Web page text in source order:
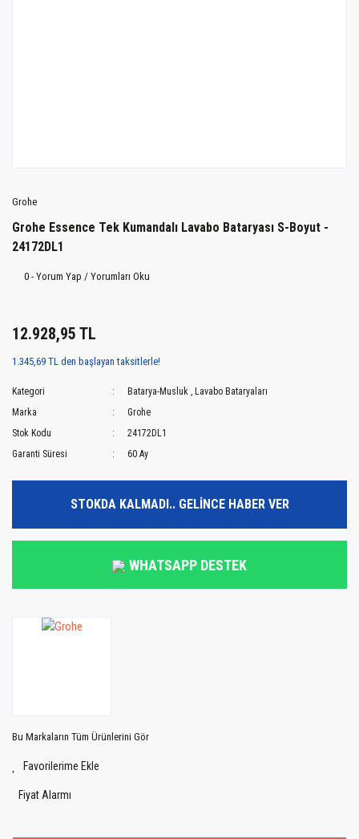
Grohe
Grohe Essence Tek Kumandalı Lavabo Bataryası S-Boyut -
24172DL1
0 - Yorum Yap / Yorumları Oku
12.928,95 TL
1.345,69 TL den başlayan taksitlerle!
Kategori Batarya-Musluk , Lavabo Bataryaları
Marka
Grohe
Stok Kodu
24172DL1
Garanti Süresi
60 Ay
STOKDA KALMADI.. GELİNCE HABER VER
WHATSAPP DESTEK
Bu Markaların Tüm Ürünlerini Gör
Fiyat Alarmı